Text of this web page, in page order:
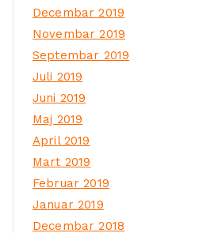
Decembar 2019
Novembar 2019
Septembar 2019
Juli 2019
Juni 2019
Maj 2019
April 2019
Mart 2019
Februar 2019
Januar 2019
Decembar 2018